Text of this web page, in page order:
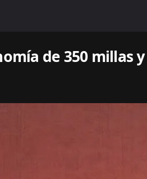
de 350 millas y